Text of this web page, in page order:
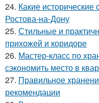
24. Какие
Ростова-на-Дону
25. Стильные и
прихожей и коридоре
26. Мастер-класс по
сэкономить место в
27. Правильное
рекомендации